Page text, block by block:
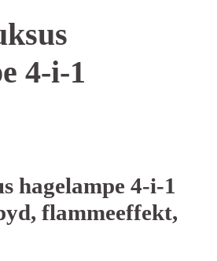
4-i-1
hagelampe 4-i-1
flammeeffekt,